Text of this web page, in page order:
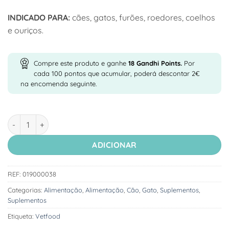
INDICADO PARA: cães, gatos, furões, roedores, coelhos
e ouriços.
Compre este produto e ganhe 18 Gandhi Points. Por
cada 100 pontos que acumular, poderá descontar 2€
na encomenda seguinte.
Quantidade de Plaque Control - Suplemento para Prevenção
ADICIONAR
REF: 019000038
Categorias: Alimentação Alimentação Cão Gato Suplementos
Suplementos
Etiqueta: Vetfood